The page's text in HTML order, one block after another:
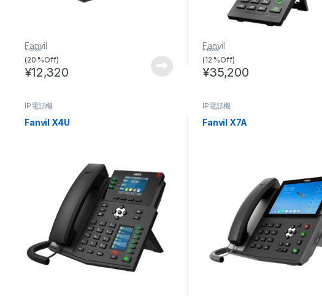
Fanvil
¥15,400
(20 %Off)
¥12,320
Fanvil
¥40,000
(12 %Off)
¥35,200
IP電話機
Fanvil X4U
IP電話機
Fanvil X7A